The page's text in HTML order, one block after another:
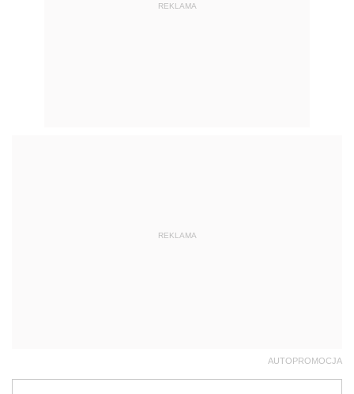
REKLAMA
REKLAMA
AUTOPROMOCJA